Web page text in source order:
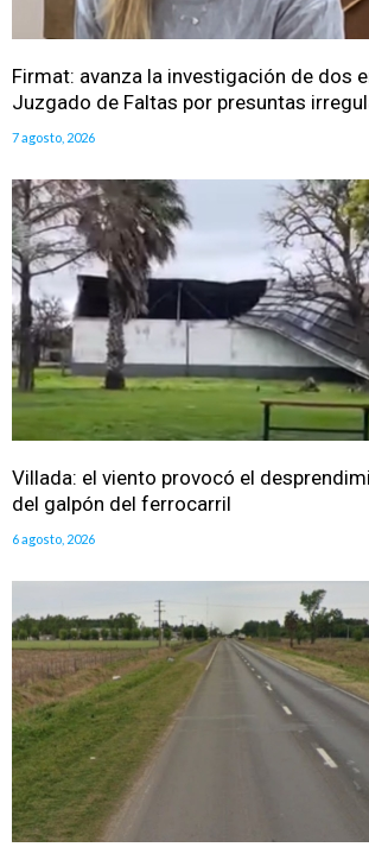
Firmat: avanza la investigación de dos
Juzgado de Faltas por presuntas
7 agosto, 2026
Villada: el viento provocó el
del galpón del ferrocarril
6 agosto, 2026